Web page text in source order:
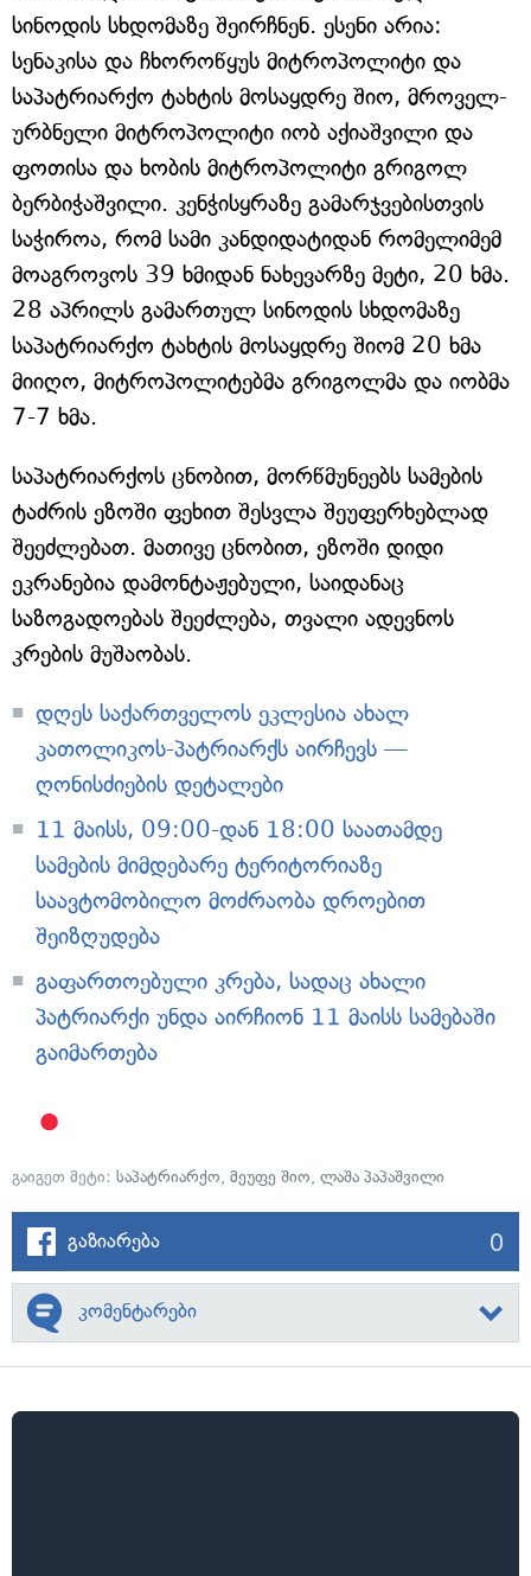
სინოდის სხდომაზე შეირჩნენ. ესენი არია:
სენაკისა და ჩხოროწყუს მიტროპოლიტი და
საპატრიარქო ტახტის მოსაყდრე შიო, მროველ-
ურბნელი მიტროპოლიტი იობ აქიაშვილი და
ფოთისა და ხობის მიტროპოლიტი გრიგოლ
ბერბიჭაშვილი. კენჭისყრაზე გამარჯვებისთვის
საჭიროა, რომ სამი კანდიდატიდან რომელიმემ
მოაგროვოს 39 ხმიდან ნახევარზე მეტი, 20 ხმა.
28 აპრილს გამართულ სინოდის სხდომაზე
საპატრიარქო ტახტის მოსაყდრე შიომ 20 ხმა
მიიღო, მიტროპოლიტებმა გრიგოლმა და იობმა
7-7 ხმა.
საპატრიარქოს ცნობით, მორწმუნეებს სამების
ტაძრის ეზოში ფეხით შესვლა შეუფერხებლად
შეეძლებათ. მათივე ცნობით, ეზოში დიდი
ეკრანებია დამონტაჟებული, საიდანაც
საზოგადოებას შეეძლება, თვალი ადევნოს
კრების მუშაობას.
დღეს საქართველოს ეკლესია ახალ
კათოლიკოს-პატრიარქს აირჩევს —
ღონისძიების დეტალები
11 მაისს, 09:00-დან 18:00 საათამდე
სამების მიმდებარე ტერიტორიაზე
საავტომობილო მოძრაობა დროებით
შეიზღუდება
გაფართოებული კრება, სადაც ახალი
პატრიარქი უნდა აირჩიონ 11 მაისს სამებაში
გაიმართება
გაიგეთ მეტი: საპატრიარქო, მეუფე შიო, ლაშა პაპაშვილი
გაზიარება 0
კომენტარები